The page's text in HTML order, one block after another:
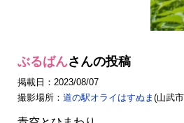
ぶるばんさんの投稿
掲載日：2023/08/07
撮影場所： 道の駅オライはすぬま (山武